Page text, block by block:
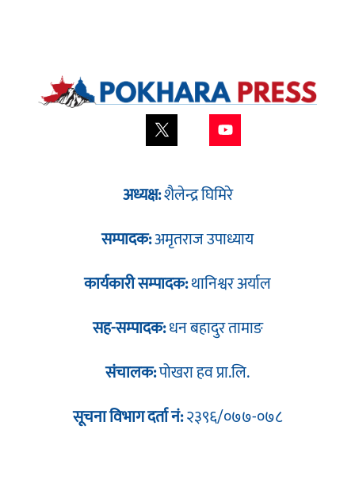
अध्यक्ष:शैलेन्द्र घिमिरे
सम्पादक:अमृतराज उपाध्याय
कार्यकारी सम्पादक:थानिश्वर अर्याल
सह-सम्पादक:धन बहादुर तामाङ
संचालक:पोखरा हव प्रा.लि.
सूचना विभाग दर्ता नं:२३९६/०७७-०७८